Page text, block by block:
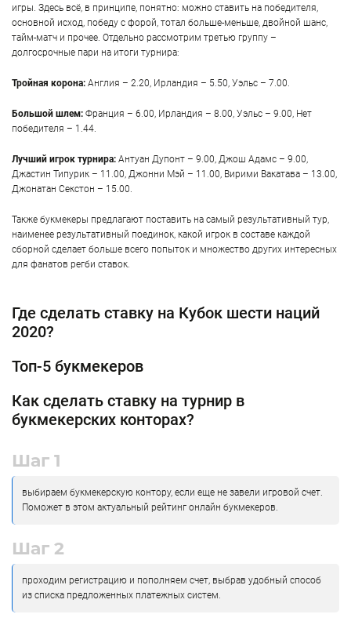
игры. Здесь всё, в принципе, понятно: можно ставить на победителя,
основной исход, победу с форой, тотал больше-меньше, двойной шанс,
тайм-матч и прочее. Отдельно рассмотрим третью группу –
долгосрочные пари на итоги турнира:
Тройная корона: Англия – 2.20, Ирландия – 5.50, Уэльс – 7.00.
Большой шлем: Франция – 6.00, Ирландия – 8.00, Уэльс – 9.00, Нет
победителя – 1.44.
Лучший игрок турнира: Антуан Дупонт – 9.00, Джош Адамс – 9.00,
Джастин Типурик – 11.00, Джонни Мэй – 11.00, Вирими Вакатава – 13.00,
Джонатан Секстон – 15.00.
Также букмекеры предлагают поставить на самый результативный тур,
наименее результативный поединок, какой игрок в составе каждой
сборной сделает больше всего попыток и множество других интересных
для фанатов регби ставок.
Где сделать ставку на Кубок шести наций
2020?
Топ-5 букмекеров
Как сделать ставку на турнир в
букмекерских конторах?
Шаг 1
выбираем букмекерскую контору, если еще не завели игровой счет.
Поможет в этом актуальный рейтинг онлайн букмекеров.
Шаг 2
проходим регистрацию и пополняем счет, выбрав удобный способ
из списка предложенных платежных систем.